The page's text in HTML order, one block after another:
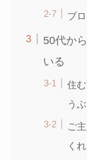
ブ
50代か
いる
住
う
ご
く